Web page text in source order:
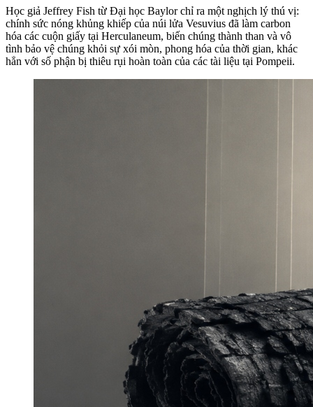
Học giả Jeffrey Fish từ Đại học Baylor chỉ ra một nghịch lý thú vị:
chính sức nóng khủng khiếp của núi lửa Vesuvius đã làm carbon
hóa các cuộn giấy tại Herculaneum, biến chúng thành than và vô
tình bảo vệ chúng khỏi sự xói mòn, phong hóa của thời gian, khác
hẳn với số phận bị thiêu rụi hoàn toàn của các tài liệu tại Pompeii.